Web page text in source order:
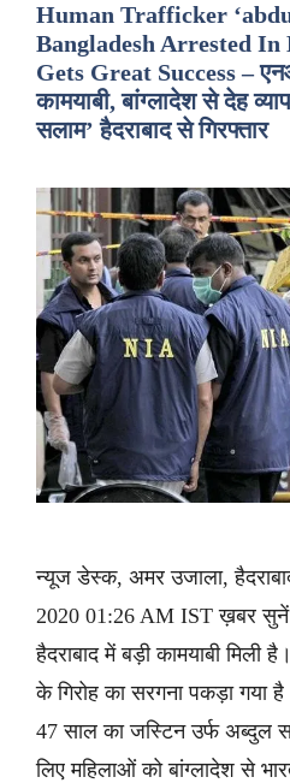
Human Trafficker
Bangladesh Arrested In
Gets Great Success –
कामयाबी, बांग्लादेश से देह
सलाम’ हैदराबाद से गिरफ्तार
न्यूज डेस्क, अमर उजाला,
2020 01:26 AM IST ख़बर
हैदराबाद में बड़ी कामयाबी मिली
के गिरोह का सरगना पकड़ा गया
47 साल का जस्टिन उर्फ अब्दुल
लिए महिलाओं को बांग्लादेश से